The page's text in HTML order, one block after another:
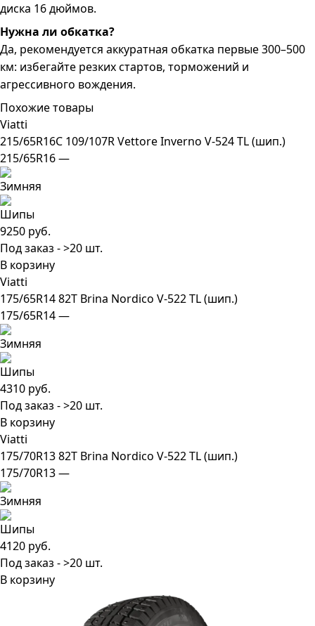
диска 16 дюймов.
Нужна ли обкатка?
Да, рекомендуется аккуратная обкатка первые 300–500
км: избегайте резких стартов, торможений и
агрессивного вождения.
Похожие товары
Viatti
215/65R16C 109/107R Vettore Inverno V-524 TL (шип.)
215/65R16 —
9250 руб.
Под заказ - >20 шт.
В корзину
Viatti
175/65R14 82T Brina Nordico V-522 TL (шип.)
175/65R14 —
4310 руб.
Под заказ - >20 шт.
В корзину
Viatti
175/70R13 82T Brina Nordico V-522 TL (шип.)
175/70R13 —
4120 руб.
Под заказ - >20 шт.
В корзину